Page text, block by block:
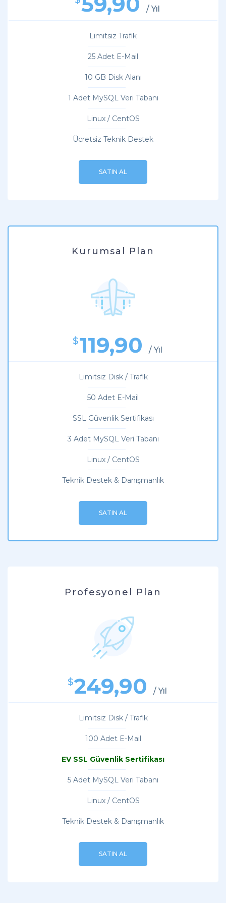
/ Yıl
Limitsiz Trafik
25 Adet E-Mail
10 GB Disk Alanı
1 Adet MySQL Veri Tabanı
Linux / CentOS
Ücretsiz Teknik Destek
SATIN AL
Kurumsal Plan
$119,90 / Yıl
Limitsiz Disk / Trafik
50 Adet E-Mail
SSL Güvenlik Sertifikası
3 Adet MySQL Veri Tabanı
Linux / CentOS
Teknik Destek & Danışmanlık
SATIN AL
Profesyonel Plan
$249,90 / Yıl
Limitsiz Disk / Trafik
100 Adet E-Mail
EV SSL Güvenlik Sertifikası
5 Adet MySQL Veri Tabanı
Linux / CentOS
Teknik Destek & Danışmanlık
SATIN AL